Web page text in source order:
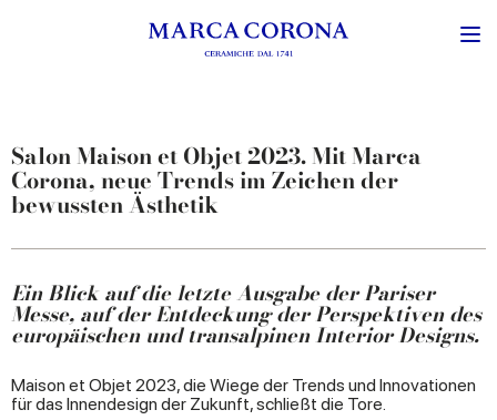
Salon Maison et Objet 2023. Mit Marca
Corona, neue Trends im Zeichen der
bewussten Ästhetik
Ein Blick auf die letzte Ausgabe der Pariser
Messe, auf der Entdeckung der Perspektiven des
europäischen und transalpinen Interior Designs.
Maison et Objet 2023, die Wiege der Trends und Innovationen
für das Innendesign der Zukunft, schließt die Tore.